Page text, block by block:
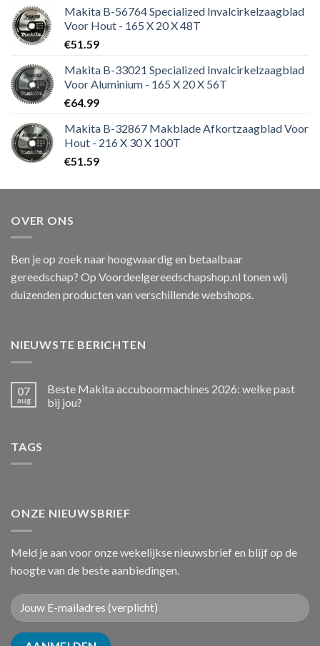
Makita B-56764 Specialized Invalcirkelzaagblad
Voor Hout - 165 X 20 X 48T
€51.59
Makita B-33021 Specialized Invalcirkelzaagblad
Voor Aluminium - 165 X 20 X 56T
€64.99
Makita B-32867 Makblade Afkortzaagblad Voor
Hout - 216 X 30 X 100T
€51.59
OVER ONS
Ben je op zoek naar hoogwaardig en betaalbaar
gereedschap? Op Voordeelgereedschapshop.nl tonen wij
duizenden producten van verschillende webshops.
NIEUWSTE BERICHTEN
07
aug
Beste Makita accuboormachines 2026: welke past
bij jou?
TAGS
ONZE NIEUWSBRIEF
Meld je aan voor onze wekelijkse nieuwsbrief en blijf op de
hoogte van de beste aanbiedingen.